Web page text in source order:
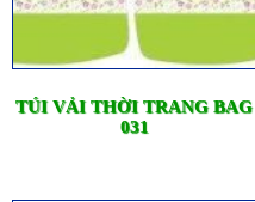
TÚI VẢI THỜI TRANG BAG
031